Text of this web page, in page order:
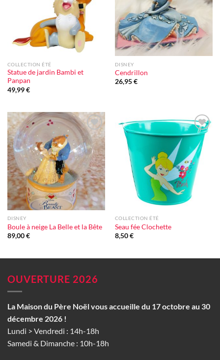
COLLECTION ÉTÉ
Statue de jardin Bambi et
Panpan
49,99€
DISNEY
Cendrillon
26,95€
Ajouter
à la liste
d'envie
DISNEY
Boule à neige La Belle et la Bête
89,00€
Ajouter
à la liste
d'envie
COLLECTION ÉTÉ
Seau fée Clochette
8,50€
OUVERTURE 2026
La Maison du Père Noël vous accueille du 17 octobre au 30
décembre 2026 !
Lundi > Vendredi : 14h-18h
Samedi & Dimanche : 10h-18h